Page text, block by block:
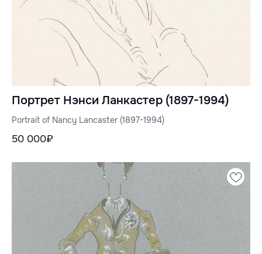
Портрет Нэнси Ланкастер (1897-1994)
Portrait of Nancy Lancaster (1897-1994)
50 000₽